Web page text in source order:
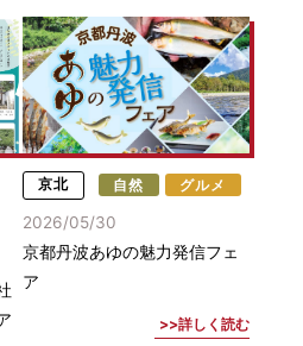
京北 自然 グルメ
2026/05/30
京都丹波あゆの魅力発信フェ
ア
詳しく読む